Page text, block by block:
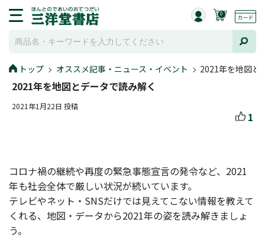
0
トップ オススメ記事・ニュース・イベント 2021年を地図と
2021年を地図とデータで読み解く
2021年1月22日 投稿
1
コロナ禍の継続や再度の緊急事態宣言の発令など、2021
年も社会全体で厳しい状況が続いています。
テレビやネット・SNSだけでは見えてこない情報を教えて
くれる、地図・データから2021年の姿を読み解きましょ
う。